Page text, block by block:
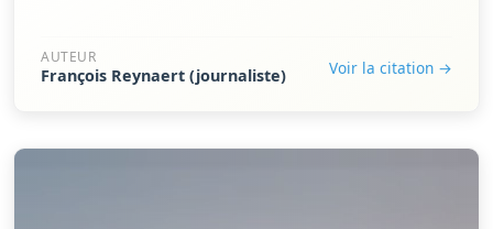
AUTEUR
François Reynaert (journaliste) Voir la citation →